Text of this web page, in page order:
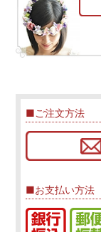
■ご注文方法
■お支払い方法